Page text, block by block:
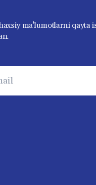
ma'lumotlarni qayta